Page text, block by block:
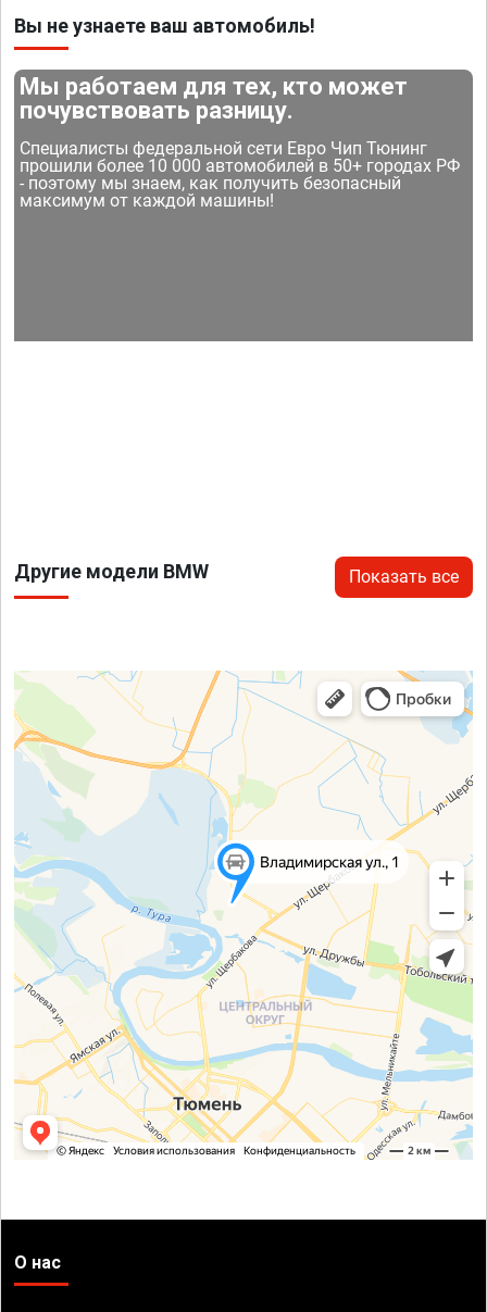
Вы не узнаете ваш автомобиль!
Мы работаем для тех, кто может
почувствовать разницу.
Специалисты федеральной сети Евро Чип Тюнинг
прошили более 10 000 автомобилей в 50+ городах РФ
- поэтому мы знаем, как получить безопасный
максимум от каждой машины!
Другие модели BMW Показать все
О нас